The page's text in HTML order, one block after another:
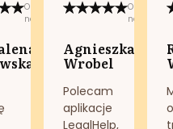
Opublikowano
na:
na:
Agnieszka
Wrobel
Polecam
aplikacje
LegalHelp,